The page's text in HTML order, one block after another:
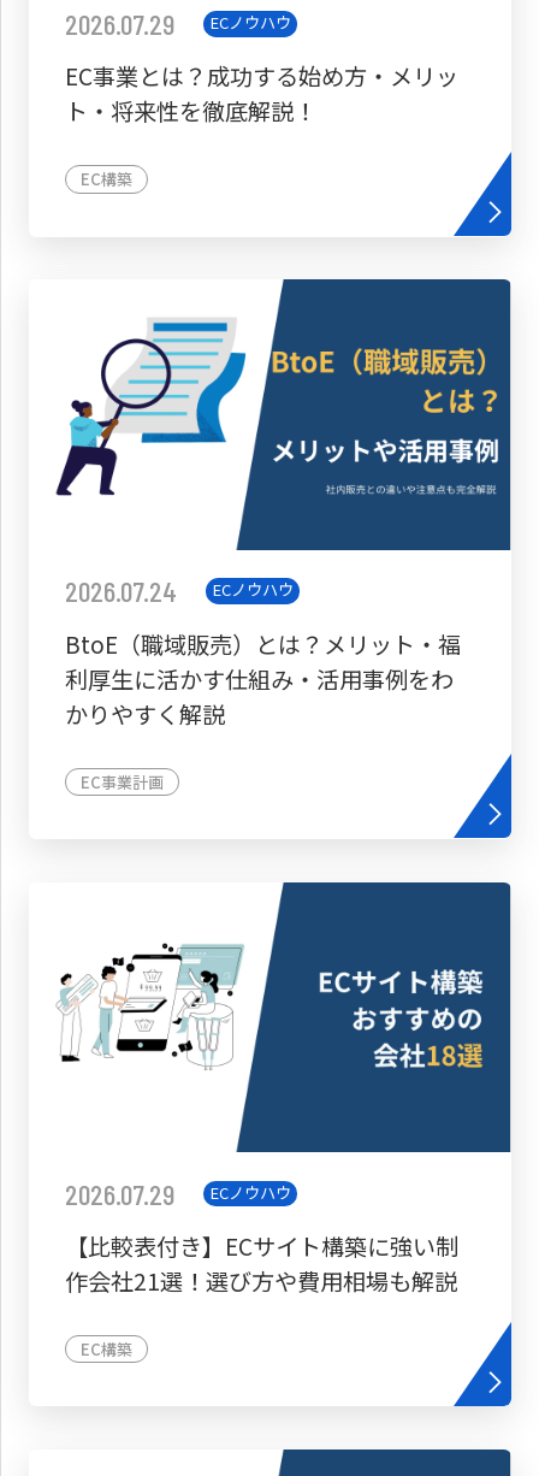
2026.07.29 ECノウハウ
EC事業とは？成功する始め方・メリッ
ト・将来性を徹底解説！
EC構築
2026.07.24 ECノウハウ
BtoE（職域販売）とは？メリット・福
利厚生に活かす仕組み・活用事例をわ
かりやすく解説
EC事業計画
2026.07.29 ECノウハウ
【比較表付き】ECサイト構築に強い制
作会社21選！選び方や費用相場も解説
EC構築